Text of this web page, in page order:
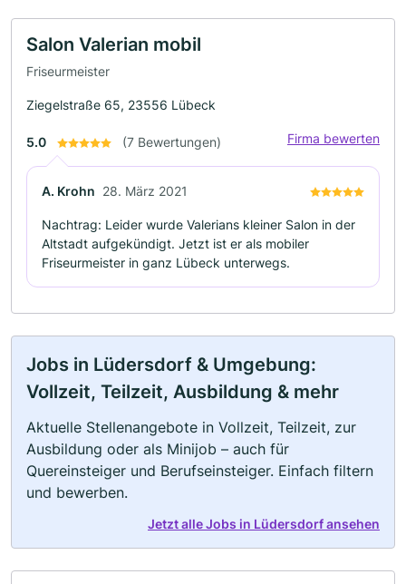
Salon Valerian mobil
Friseurmeister
Ziegelstraße 65, 23556 Lübeck
5.0 (7 Bewertungen) Firma bewerten
A. Krohn 28. März 2021
Nachtrag: Leider wurde Valerians kleiner Salon in der
Altstadt aufgekündigt. Jetzt ist er als mobiler
Friseurmeister in ganz Lübeck unterwegs.
Jobs in Lüdersdorf & Umgebung:
Vollzeit, Teilzeit, Ausbildung & mehr
Aktuelle Stellenangebote in Vollzeit, Teilzeit, zur
Ausbildung oder als Minijob – auch für
Quereinsteiger und Berufseinsteiger. Einfach filtern
und bewerben.
Jetzt alle Jobs in Lüdersdorf ansehen